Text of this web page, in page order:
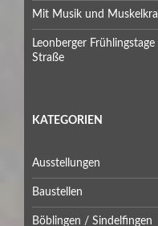
Mit Musik und
Leonberger
Straße
KATEGORIEN
Ausstellungen
Baustellen
Böblingen / Sindelfingen